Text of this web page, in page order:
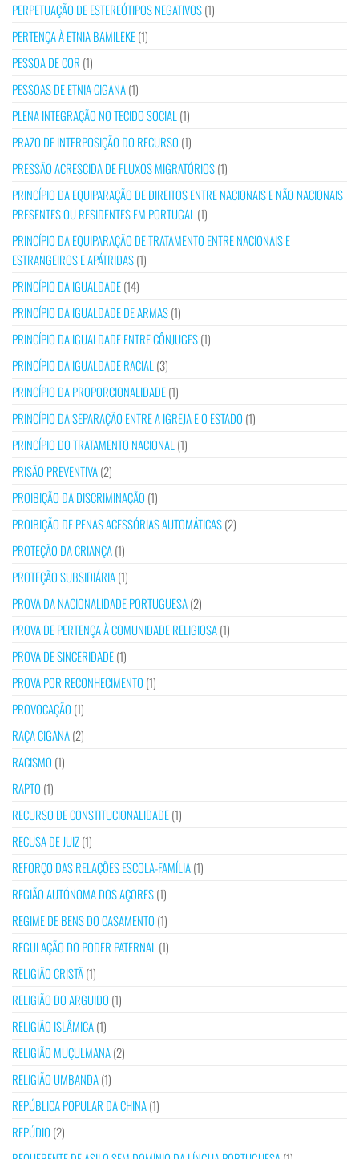
PERPETUAÇÃO DE ESTEREÓTIPOS NEGATIVOS(1)
PERTENÇA À ETNIA BAMILEKE(1)
PESSOA DE COR (1)
PESSOAS DE ETNIA CIGANA(1)
PLENA INTEGRAÇÃO NO TECIDO SOCIAL (1)
PRAZO DE INTERPOSIÇÃO DO RECURSO (1)
PRESSÃO ACRESCIDA DE FLUXOS MIGRATÓRIOS(1)
PRINCÍPIO DA EQUIPARAÇÃO DE DIREITOS ENTRE NACIONAIS E NÃO NACIONAIS
PRESENTES OU RESIDENTES EM PORTUGAL (1)
PRINCÍPIO DA EQUIPARAÇÃO DE TRATAMENTO ENTRE NACIONAIS E
ESTRANGEIROS E APÁTRIDAS(1)
PRINCÍPIO DA IGUALDADE(14)
PRINCÍPIO DA IGUALDADE DE ARMAS(1)
PRINCÍPIO DA IGUALDADE ENTRE CÔNJUGES(1)
PRINCÍPIO DA IGUALDADE RACIAL (3)
PRINCÍPIO DA PROPORCIONALIDADE(1)
PRINCÍPIO DA SEPARAÇÃO ENTRE A IGREJA E O ESTADO (1)
PRINCÍPIO DO TRATAMENTO NACIONAL (1)
PRISÃO PREVENTIVA(2)
PROIBIÇÃO DA DISCRIMINAÇÃO (1)
PROIBIÇÃO DE PENAS ACESSÓRIAS AUTOMÁTICAS(2)
PROTEÇÃO DA CRIANÇA(1)
PROTEÇÃO SUBSIDIÁRIA(1)
PROVA DA NACIONALIDADE PORTUGUESA(2)
PROVA DE PERTENÇA À COMUNIDADE RELIGIOSA(1)
PROVA DE SINCERIDADE(1)
PROVA POR RECONHECIMENTO (1)
PROVOCAÇÃO (1)
RAÇA CIGANA(2)
RACISMO (1)
RAPTO (1)
RECURSO DE CONSTITUCIONALIDADE(1)
RECUSA DE JUIZ(1)
REFORÇO DAS RELAÇÕES ESCOLA-FAMÍLIA(1)
REGIÃO AUTÓNOMA DOS AÇORES(1)
REGIME DE BENS DO CASAMENTO (1)
REGULAÇÃO DO PODER PATERNAL (1)
RELIGIÃO CRISTÃ(1)
RELIGIÃO DO ARGUIDO (1)
RELIGIÃO ISLÂMICA(1)
RELIGIÃO MUÇULMANA(2)
RELIGIÃO UMBANDA(1)
REPÚBLICA POPULAR DA CHINA(1)
REPÚDIO (2)